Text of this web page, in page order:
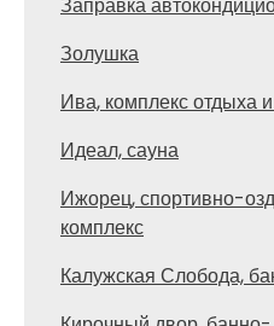
Золушка
Ива, комплекс отдыха
Идеал, сауна
Ижорец, спортивно-
комплекс
Калужская Слобода,